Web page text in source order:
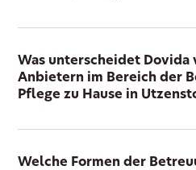
Was unterscheidet Dovida
Anbietern im Bereich der
Pflege zu Hause in
Welche Formen der